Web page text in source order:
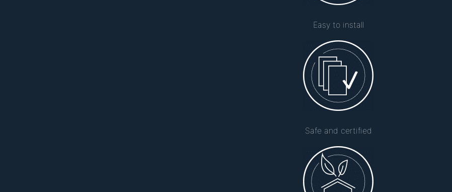
Easy to install
Safe and certified